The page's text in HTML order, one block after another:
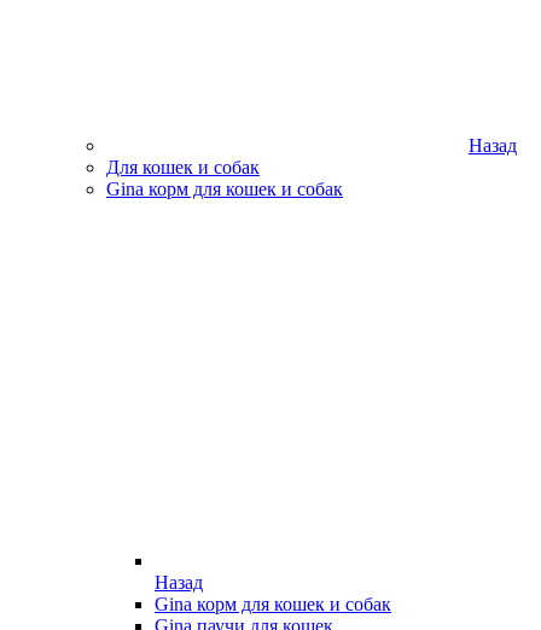
Назад
Для кошек и собак
Gina корм для кошек и собак
Назад
Gina корм для кошек и собак
Gina паучи для кошек